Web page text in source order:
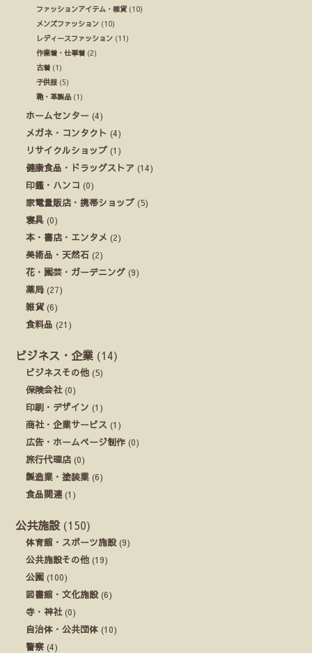
ファッションアイテム・雑貨 (10)
メンズファッション (10)
レディースファッション (11)
作業着・仕事着 (2)
古着 (1)
子供服 (5)
鞄・革製品 (1)
ホームセンター (4)
メガネ・コンタクト (4)
リサイクルショップ (1)
健康食品・ドラッグストア (14)
印鑑・ハンコ (0)
家電量販店・携帯ショップ (5)
寝具 (0)
本・書店・エンタメ (2)
美術品・天然石 (2)
花・園芸・ガーデニング (9)
薬局 (27)
雑貨(6)
食料品 (21)
ビジネス・企業 (14)
ビジネスその他 (5)
保険会社(0)
印刷・デザイン (1)
商社・企業サービス (1)
広告・ホームページ制作 (0)
旅行代理店 (0)
製造業・塗装業 (6)
食品関連 (1)
公共施設 (150)
体育館・スポーツ施設(9)
公共施設その他 (19)
公園 (100)
図書館・文化施設(6)
寺・神社(0)
自治体・公共団体 (10)
警察 (4)